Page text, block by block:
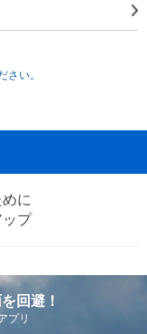
さい。
に
プ
回避！
プリ